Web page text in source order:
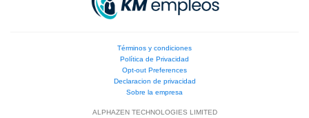
Términos y condiciones
Política de Privacidad
Opt-out Preferences
Declaracion de privacidad
Sobre la empresa
ALPHAZEN TECHNOLOGIES LIMITED